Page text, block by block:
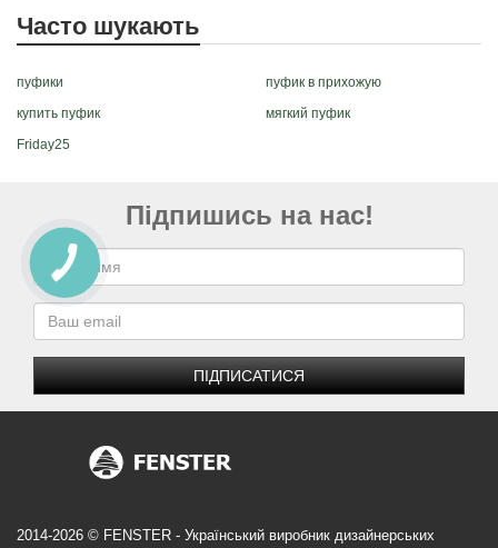
Часто шукають
пуфики
пуфик в прихожую
купить пуфик
мягкий пуфик
Friday25
Підпишись на нас!
ПІДПИСАТИСЯ
2014-2026 © FENSTER - Український виробник дизайнерських